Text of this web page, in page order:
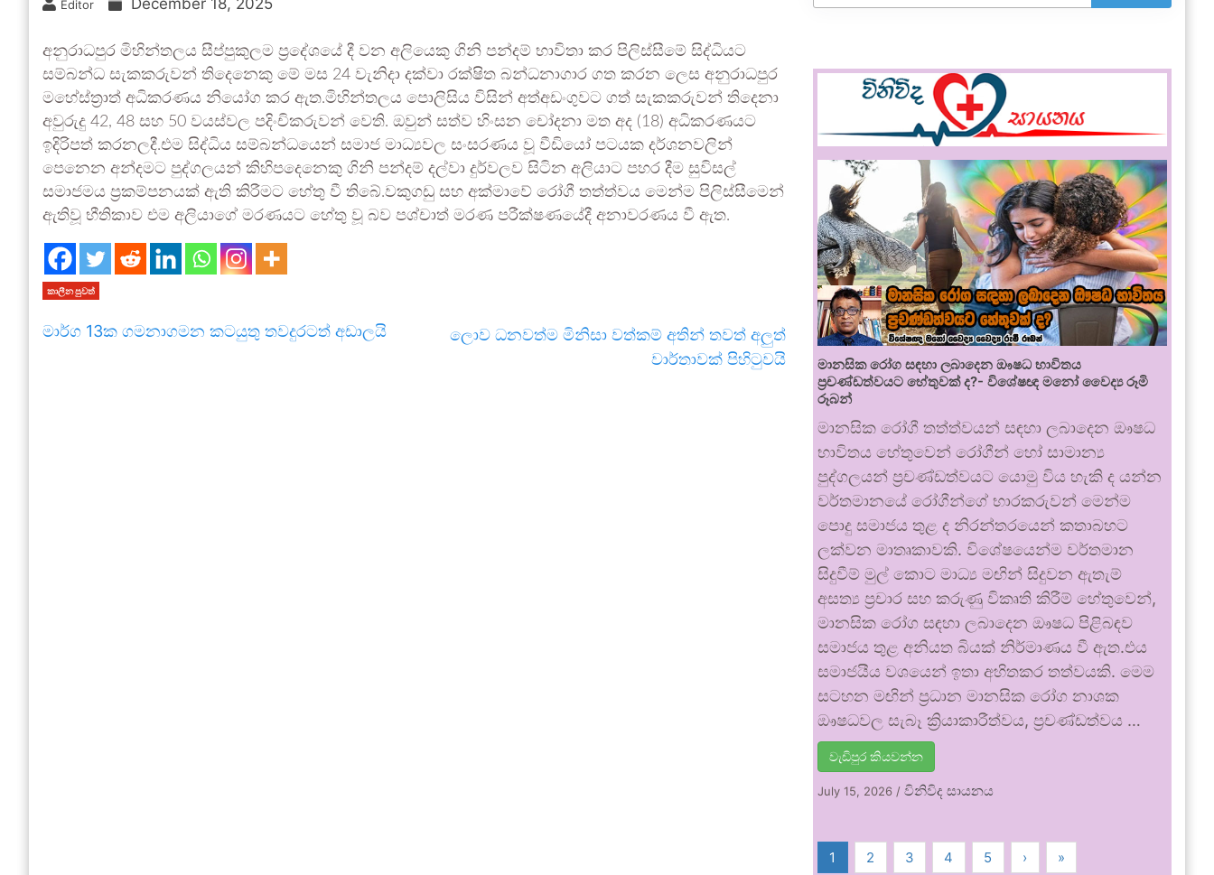
Editor December 18, 2025
අනුරාධපුර මිහින්තලය සීප්පුකුලම ප්‍රදේශයේ දී වන අලියෙකු ගිනි පන්දම් භාවිතා කර පිලිස්සීමේ සිද්ධියට
සම්බන්ධ සැකකරුවන් තිදෙනෙකු මේ මස 24 වැනිදා දක්වා රක්ෂිත බන්ධනාගාර ගත කරන ලෙස අනුරාධපුර
මහේස්ත්‍රාත් අධිකරණය නියෝග කර ඇත.මිහින්තලය පොලිසිය විසින් අත්අඩංගුවට ගත් සැකකරුවන් තිදෙනා
අවුරුදු 42, 48 සහ 50 වයස්වල පදිංචිකරුවන් වෙති. ඔවුන් සත්ව හිංසන චෝදනා මත අද (18) අධිකරණයට
ඉදිරිපත් කරනලදී.එම සිද්ධිය සම්බන්ධයෙන් සමාජ මාධ්‍යවල සංසරණය වූ වීඩියෝ පටයක දර්ශනවලින්
පෙනෙන අන්දමට පුද්ගලයන් කිහිපදෙනෙකු ගිනි පන්දම් දල්වා දුර්වලව සිටින අලියාට පහර දීම සුවිසල්
සමාජමය ප්‍රකම්පනයක් ඇති කිරීමට හේතු වී තිබේ.වකුගඩු සහ අක්මාවේ රෝගී තත්ත්වය මෙන්ම පිලිස්සීමෙන්
ඇතිවූ භීතිකාව එම අලියාගේ මරණයට හේතු වූ බව පශ්චාත් මරණ පරීක්ෂණයේදී අනාවරණය වී ඇත.
කාලීන පුවත්
මාර්ග 13ක ගමනාගමන කටයුතු තවදුරටත් අඩාලයි
ලොව ධනවත්ම මිනිසා වත්කම් අතින් තවත් අලුත්
වාර්තාවක් පිහිටුවයි
මානසික රෝග සඳහා ලබාදෙන ඖෂධ භාවිතය
ප්‍රචණ්ඩත්වයට හේතුවක් ද?- විශේෂඥ මනෝ වෛද්‍ය රූමි
රූබන්
මානසික රෝගී තත්ත්වයන් සඳහා ලබාදෙන ඖෂධ
භාවිතය හේතුවෙන් රෝගීන් හෝ සාමාන්‍ය
පුද්ගලයන් ප්‍රචණ්ඩත්වයට යොමු විය හැකි ද යන්න
වර්තමානයේ රෝගීන්ගේ භාරකරුවන් මෙන්ම
පොදු සමාජය තුළ ද නිරන්තරයෙන් කතාබහට
ලක්වන මාතෘකාවකි. විශේෂයෙන්ම වර්තමාන
සිදුවීම් මුල් කොට මාධ්‍ය මඟින් සිදුවන ඇතැම්
අසත්‍ය ප්‍රචාර සහ කරුණු විකෘති කිරීම් හේතුවෙන්,
මානසික රෝග සඳහා ලබාදෙන ඖෂධ පිළිබඳව
සමාජය තුළ අනියත බියක් නිර්මාණය වී ඇත.එය
සමාජයීය වශයෙන් ඉතා අහිතකර තත්වයකි. මෙම
සටහන මඟින් ප්‍රධාන මානසික රෝග නාශක
ඖෂධවල සැබෑ ක්‍රියාකාරීත්වය, ප්‍රචණ්ඩත්වය …
වැඩිපුර කියවන්න
July 15, 2026 /විනිවිද සායනය
1 2 3 4 5 › »